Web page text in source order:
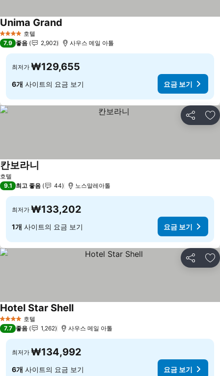
4 성급 호텔
Unima Grand
7.9 좋음 2,902 사우스 메일 아톨
최저가 ₩129,655
6개 사이트의 요금 보기 요금 보기
공유 즐
호텔
칸보라니
9.1 최고 좋음 44 노스말레아톨
최저가 ₩133,202
1개 사이트의 요금 보기 요금 보기
공유 즐
4 성급 호텔
Hotel Star Shell요금 보기
7.7 좋음 1,262 사우스 메일 아톨
최저가 ₩134,992
6개 사이트의 요금 보기 요금 보기